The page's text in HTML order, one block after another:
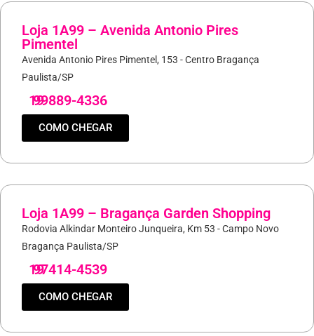
Loja 1A99 – Avenida Antonio Pires
Pimentel
Avenida Antonio Pires Pimentel, 153 - Centro Bragança
Paulista/SP
19
99889-4336
COMO CHEGAR
Loja 1A99 – Bragança Garden Shopping
Rodovia Alkindar Monteiro Junqueira, Km 53 - Campo Novo
Bragança Paulista/SP
19
97414-4539
COMO CHEGAR